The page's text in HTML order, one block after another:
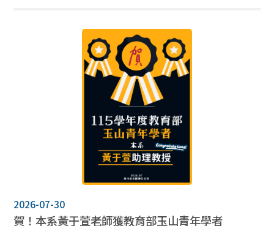
2026-07-30
賀！本系黃于萱老師獲教育部玉山青年學者